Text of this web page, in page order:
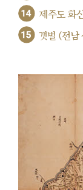
14 제주도 화
15 갯벌 (전남